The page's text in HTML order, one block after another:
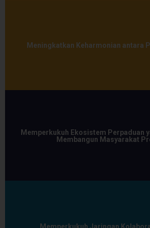
Meningkatkan Keharmonian antara
Memperkukuh Ekosistem Perpaduan
Membangun Masyarakat